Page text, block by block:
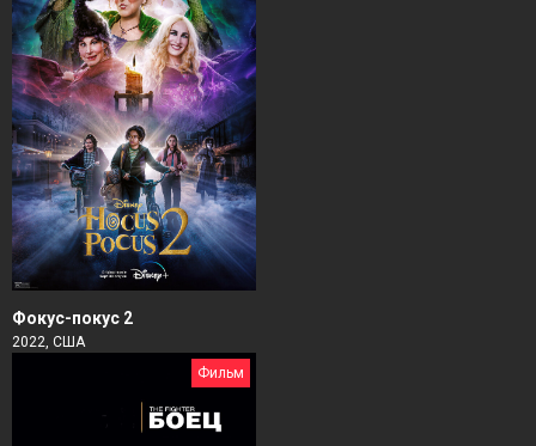
Фокус-покус 2
2022, США
Фильм